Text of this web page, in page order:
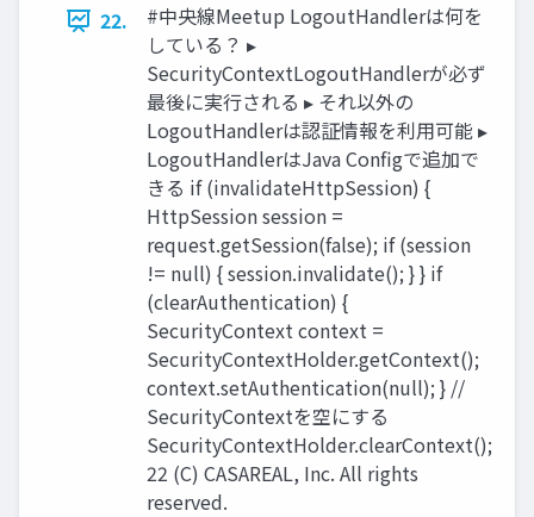
22.
#中央線Meetup LogoutHandlerは何を
している？ ▸
SecurityContextLogoutHandlerが必ず
最後に実⾏される ▸ それ以外の
LogoutHandlerは認証情報を利⽤可能 ▸
LogoutHandlerはJava Conﬁgで追加で
きる if (invalidateHttpSession) {
HttpSession session =
request.getSession(false); if (session
!= null) { session.invalidate(); } } if
(clearAuthentication) {
SecurityContext context =
SecurityContextHolder.getContext();
context.setAuthentication(null); } //
SecurityContextを空にする
SecurityContextHolder.clearContext();
22 (C) CASAREAL, Inc. All rights
reserved.